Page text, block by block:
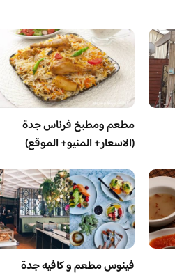
مطعم ومطبخ فرناس جدة
(الاسعار+ المنيو+ الموقع)
فينوس مطعم و كافيه جدة